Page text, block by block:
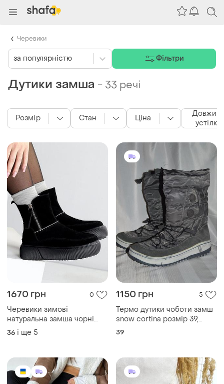
Дутики замша - 33 речі
1670 грн 0
Черевики зимові
натуральна замша чорні
угги валянки дутики з
хутром
36 і ще 5
1150 грн 5
Термо дутики чоботи замш
snow cortina розмір 39,
чоботи замш
39
Розмір Стан Ціна
устілки
за популярністю Фільтри
Черевики